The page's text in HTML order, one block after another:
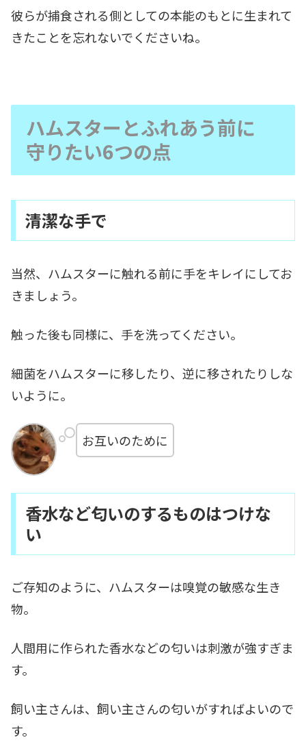
彼らが捕食される側としての本能のもとに生まれて
きたことを忘れないでくださいね。
ハムスターとふれあう前に
守りたい6つの点
清潔な手で
当然、ハムスターに触れる前に手をキレイにしてお
きましょう。
触った後も同様に、手を洗ってください。
細菌をハムスターに移したり、逆に移されたりしな
いように。
お互いのために
香水など匂いのするものはつけな
い
ご存知のように、ハムスターは嗅覚の敏感な生き
物。
人間用に作られた香水などの匂いは刺激が強すぎま
す。
飼い主さんは、飼い主さんの匂いがすればよいので
す。